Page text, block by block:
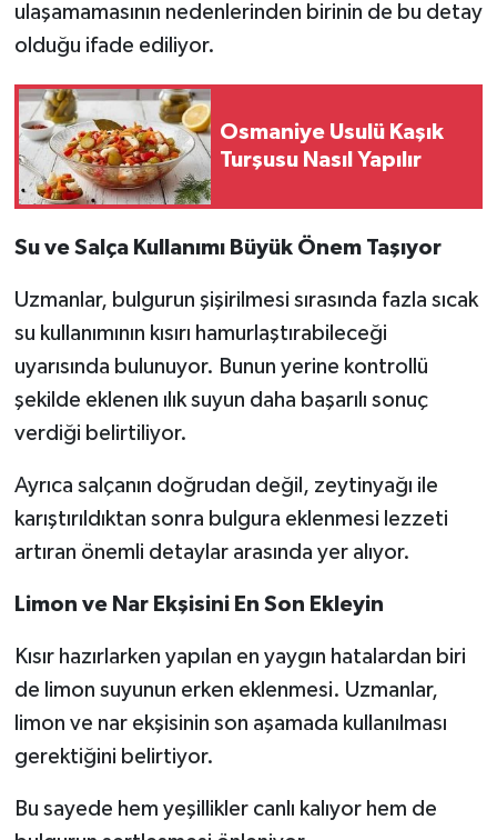
ulaşamamasının nedenlerinden birinin de bu detay
olduğu ifade ediliyor.
Osmaniye Usulü Kaşık
Turşusu Nasıl Yapılır
Su ve Salça Kullanımı Büyük Önem Taşıyor
Uzmanlar, bulgurun şişirilmesi sırasında fazla sıcak
su kullanımının kısırı hamurlaştırabileceği
uyarısında bulunuyor. Bunun yerine kontrollü
şekilde eklenen ılık suyun daha başarılı sonuç
verdiği belirtiliyor.
Ayrıca salçanın doğrudan değil, zeytinyağı ile
karıştırıldıktan sonra bulgura eklenmesi lezzeti
artıran önemli detaylar arasında yer alıyor.
Limon ve Nar Ekşisini En Son Ekleyin
Kısır hazırlarken yapılan en yaygın hatalardan biri
de limon suyunun erken eklenmesi. Uzmanlar,
limon ve nar ekşisinin son aşamada kullanılması
gerektiğini belirtiyor.
Bu sayede hem yeşillikler canlı kalıyor hem de